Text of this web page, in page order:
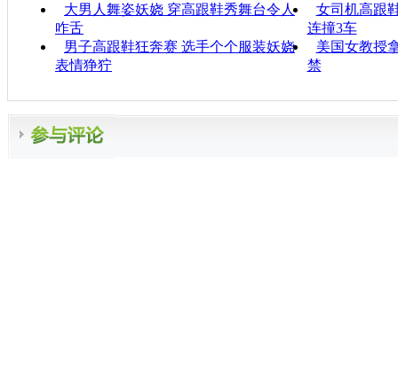
大男人舞姿妖娆 穿高跟鞋秀舞台令人
咋舌
女司机高跟
连撞3车
男子高跟鞋狂奔赛 选手个个服装妖娆
表情狰狞
美国女教授
禁